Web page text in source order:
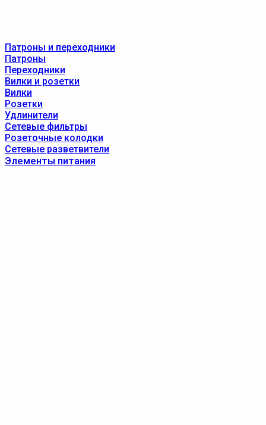
Патроны и переходники
Патроны
Переходники
Вилки и розетки
Вилки
Розетки
Удлинители
Сетевые фильтры
Розеточные колодки
Сетевые разветвители
Элементы питания